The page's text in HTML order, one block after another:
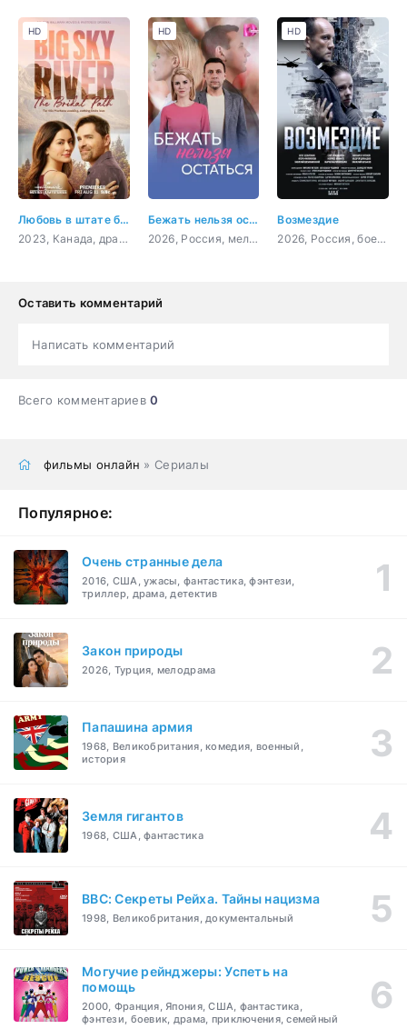
Любовь в штате бескрайнего неба: свадебный путь
2023, Канада, драма, мелодрама
HD
Бежать нельзя остаться
2026, Россия, мелодрама
HD
Возмездие
2026, Россия, боевик, драма
HD
Оставить комментарий
Написать комментарий
Всего комментариев0
фильмы онлайн » Сериалы
Популярное:
Очень странные дела
2016, США, ужасы, фантастика, фэнтези,
триллер, драма, детектив
Закон природы
2026, Турция, мелодрама
Папашина армия
1968, Великобритания, комедия, военный,
история
Земля гигантов
1968, США, фантастика
BBC: Секреты Рейха. Тайны нацизма
1998, Великобритания, документальный
Могучие рейнджеры: Успеть на
помощь
2000, Франция, Япония, США, фантастика,
фэнтези, боевик, драма, приключения, семейный